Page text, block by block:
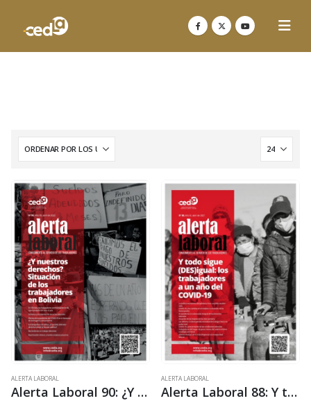
ALERTA LABORAL
Alerta Laboral 90: ¿Y nuestros derechos? Situación de los trabajadores en Bolivia
ALERTA LABORAL
Alerta Laboral 88: Y todo sigue (DES)igual: los trabajadores a un año del COVID-19